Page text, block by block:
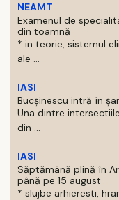
NEAMT
Examenul de
din toamnă
* in teorie, sistemul
ale ...
IASI
Bucșinescu intră în
Una dintre
din ...
IASI
Săptămână plină în
până pe 15 august
* slujbe arhieresti,